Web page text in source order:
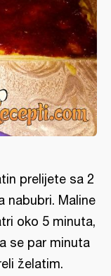
prelijete sa 2
nabubri. Maline
oko 5 minuta,
se par minuta
želatim.